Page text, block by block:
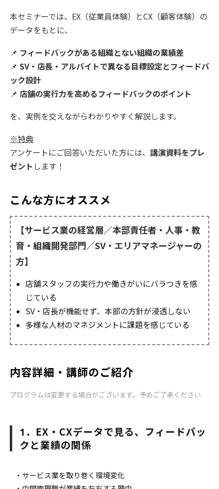
本セミナーでは、EX（従業員体験）とCX（顧客体験）の
データをもとに、
📌 フィードバックがある組織とない組織の業績差
📌 SV・店長・アルバイトで異なる目標設定とフィードバ
ック設計
📌 店舗の実行力を高めるフィードバックのポイント
を、実例を交えながらわかりやすく解説します。
※特典
アンケートにご回答いただいた方には、 講演資料をプレ
ゼント します！
こんな方にオススメ
【サービス業の経営層／本部責任者・人事・教
育・組織開発部門／SV・エリアマネージャーの
方】
店舗スタッフの実行力や働きがいにバラつきを感
じている
SV・店長が機能せず、本部の方針が浸透しない
多様な人材のマネジメントに課題を感じている
内容詳細・講師のご紹介
プログラムは変更する場合がございます。予めご了承ください
1 ．EX・CXデータで見る、フィードバッ
クと業績の関係
・サービス業を取り巻く環境変化